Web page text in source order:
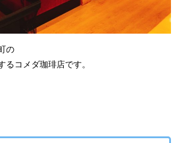
の
るコメダ珈琲店です。